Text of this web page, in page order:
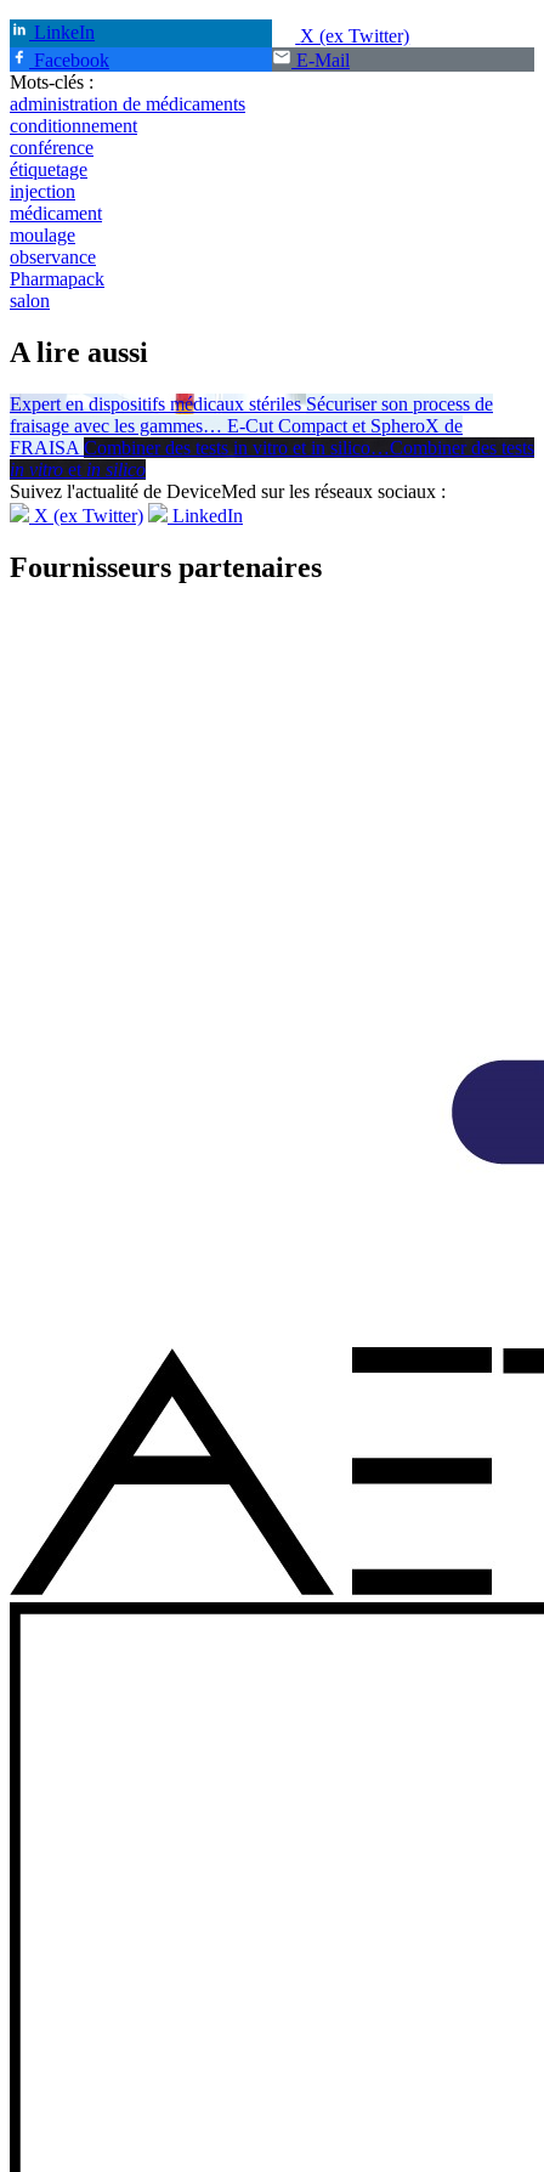
LinkeIn
X (ex Twitter)
Facebook
E-Mail
Mots-clés :
administration de médicaments
conditionnement
conférence
étiquetage
injection
médicament
moulage
observance
Pharmapack
salon
A lire aussi
Expert en dispositifs médicaux stériles Sécuriser son process de
fraisage avec les gammes… E-Cut Compact et SpheroX de
FRAISA Combiner des tests in vitro et in silico…Combiner des tests
in vitro et in silico
Suivez l'actualité de DeviceMed sur les réseaux sociaux :
X (ex Twitter)
LinkedIn
Fournisseurs partenaires